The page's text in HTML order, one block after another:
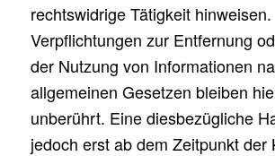
rechtswidrige Tätigkeit hinweisen.
Verpflichtungen zur Entfernung
der Nutzung von Informationen
allgemeinen Gesetzen bleiben
unberührt. Eine diesbezügliche
jedoch erst ab dem Zeitpunkt der